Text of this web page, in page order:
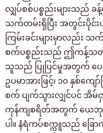
လျှပ်စစ်ပစ္စည်းများသည် ခန့်
သက်တမ်းရှိပြီး အတွင်းပိုင်းပ
ကြမ်းခင်းများမှာလည်
စက်ပစ္စည်းသည် ဤကန့်သတ်ခ
သူသည် ပြုပြင်မှုအတွက် ပေ
ဥပမာအားဖြင့်၊ ၁၀ နှစ်က
စက် ပျက်သွားလျှင်ပင် အိ
ကုန်ကျစရိတ်အတွက် ယေဘု
ပါ။ နံရံကပ်စက္ကူသည် ခြေ